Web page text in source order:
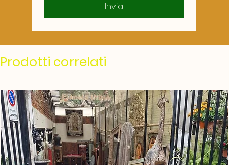
Invia
Prodotti correlati